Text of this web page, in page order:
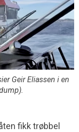
Geir Eliassen i en
fikk trøbbel